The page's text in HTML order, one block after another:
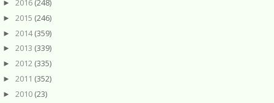
► 2016 (248)
► 2015 (246)
► 2014(359)
► 2013 (339)
► 2012 (335)
► 2011 (352)
► 2010 (23)